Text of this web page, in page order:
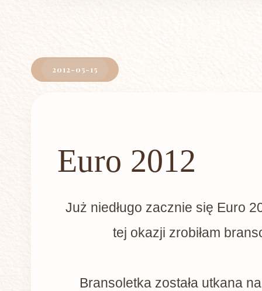
2012-05-15
Euro 2012
Już niedługo zacznie się Euro
tej okazji zrobiłam
Bransoletka została utkana